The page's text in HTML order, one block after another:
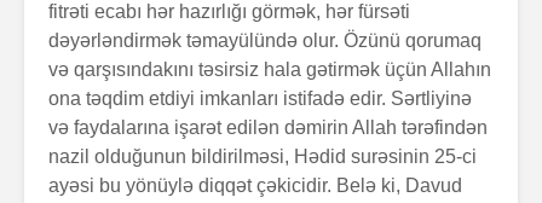
fitrəti ecabı hər hazırlığı görmək, hər fürsəti
dəyərləndirmək təmayülündə olur. Özünü qorumaq
və qarşısındakını təsirsiz hala gətirmək üçün Allahın
ona təqdim etdiyi imkanları istifadə edir. Sərtliyinə
və faydalarına işarət edilən dəmirin Allah tərəfindən
nazil olduğunun bildirilməsi, Hədid surəsinin 25-ci
ayəsi bu yönüylə diqqət çəkicidir. Belə ki, Davud